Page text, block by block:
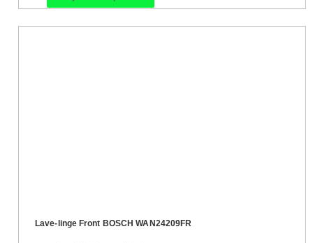
Lave-linge Front BOSCH WAN24209FR